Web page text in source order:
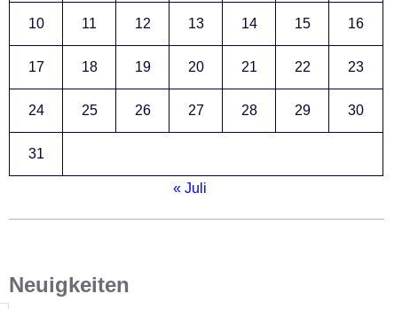
10 11 12 13 14 15 16
17 18 19 20 21 22 23
24 25 26 27 28 29 30
31
« Juli
Neuigkeiten